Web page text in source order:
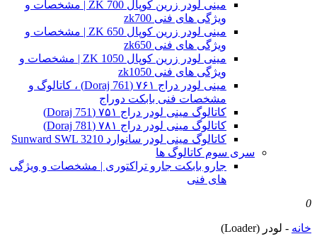
مینی لودر زرین کوپال ZK 700 | مشخصات و
ویژگی های فنی zk700
مینی لودر زرین کوپال ZK 650 | مشخصات و
ویژگی های فنی zk650
مینی لودر زرین کوپال ZK 1050 | مشخصات و
ویژگی های فنی zk1050
مینی لودر دراج ۷۶۱ (Doraj 761) ، کاتالوگ و
مشخصات فنی بابکت دوراج
کاتالوگ مینی لودر دراج ۷۵۱ (Doraj 751)
کاتالوگ مینی لودر دراج ۷۸۱ (Doraj 781)
کاتالوگ مینی لودر سانوارد Sunward SWL 3210
سری سوم کاتالوگ ها
جارو بابکت جارو تراکتوری | مشخصات و ویژگی
های فنی
0
خانه - لودر (Loader)